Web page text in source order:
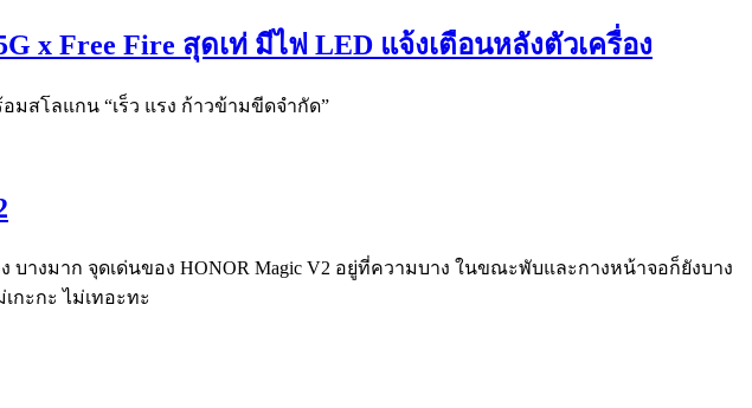
x Free Fire สุดเท่ มีไฟ LED แจ้งเตือนหลังตัวเครื่อง
อมสโลแกน “เร็ว แรง ก้าวข้ามขีดจำกัด”
างมาก จุดเด่นของ HONOR Magic V2 อยู่ที่ความบาง ในขณะพับและกางหน้าจอก็ยังบาง
กะกะ ไม่เทอะทะ